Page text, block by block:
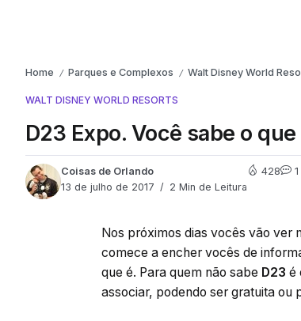
Home / Parques e Complexos / Walt Disney World
WALT DISNEY WORLD RESORTS
D23 Expo. Você sabe o que
Coisas de Orlando
13 de julho de 2017
2 Min de Leitura
428 1
Nos próximos dias vocês vão ver
comece a encher vocês de
que é. Para quem não sabe D23 é
associar, podendo ser gratuita ou